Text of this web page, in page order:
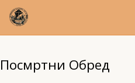
Посмртни Обред